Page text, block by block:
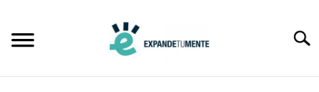
content